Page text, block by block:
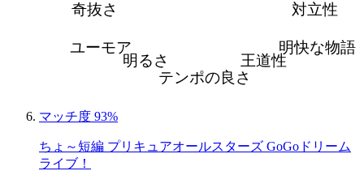
対立性
明快な物語
王道性
テンポの良さ
明るさ
ユーモア
奇抜さ
マッチ度 93%
ちょ～短編 プリキュアオールスターズ GoGoドリーム
ライブ！